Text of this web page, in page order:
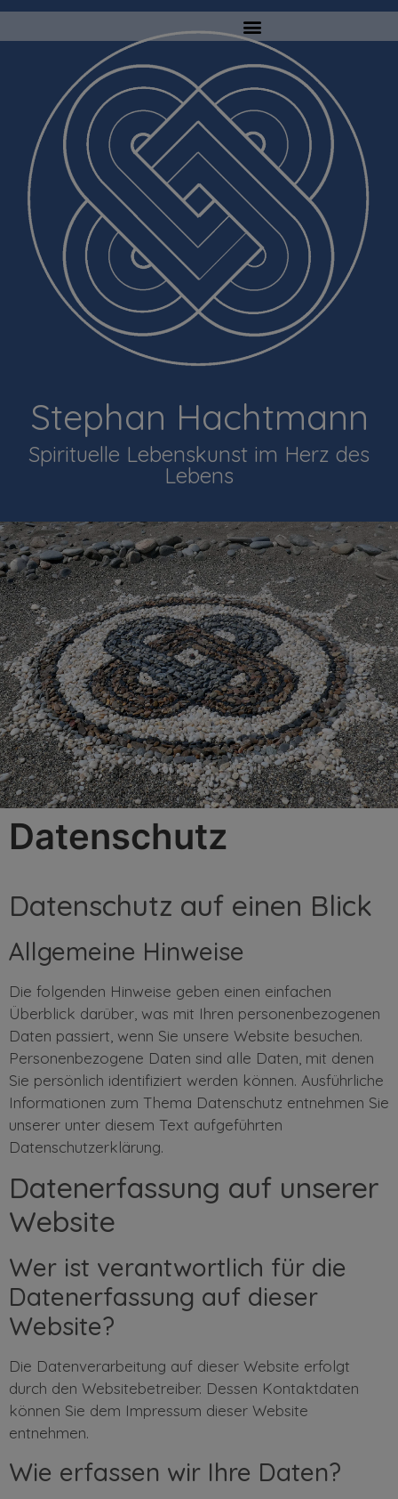
Stephan Hachtmann
Spirituelle Lebenskunst im Herz des
Lebens
Datenschutz
Datenschutz auf einen Blick
Allgemeine Hinweise
Die folgenden Hinweise geben einen einfachen
Überblick darüber, was mit Ihren personenbezogenen
Daten passiert, wenn Sie unsere Website besuchen.
Personenbezogene Daten sind alle Daten, mit denen
Sie persönlich identifiziert werden können. Ausführliche
Informationen zum Thema Datenschutz entnehmen Sie
unserer unter diesem Text aufgeführten
Datenschutzerklärung.
Datenerfassung auf unserer
Website
Wer ist verantwortlich für die
Datenerfassung auf dieser
Website?
Die Datenverarbeitung auf dieser Website erfolgt
durch den Websitebetreiber. Dessen Kontaktdaten
können Sie dem Impressum dieser Website
entnehmen.
Wie erfassen wir Ihre Daten?